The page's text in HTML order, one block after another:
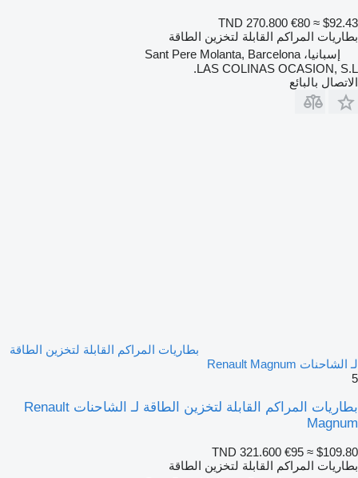
TND 270.800 €80 ≈ $92.43
بطاريات المراكم القابلة لتخزين الطاقة
إسبانيا، Sant Pere Molanta, Barcelona
LAS COLINAS OCASION, S.L.
الاتصال بالبائع
بطاريات المراكم القابلة لتخزين الطاقة
لـ الشاحنات Renault Magnum
5
بطاريات المراكم القابلة لتخزين الطاقة لـ الشاحنات Renault
Magnum
TND 321.600 €95 ≈ $109.80
بطاريات المراكم القابلة لتخزين الطاقة